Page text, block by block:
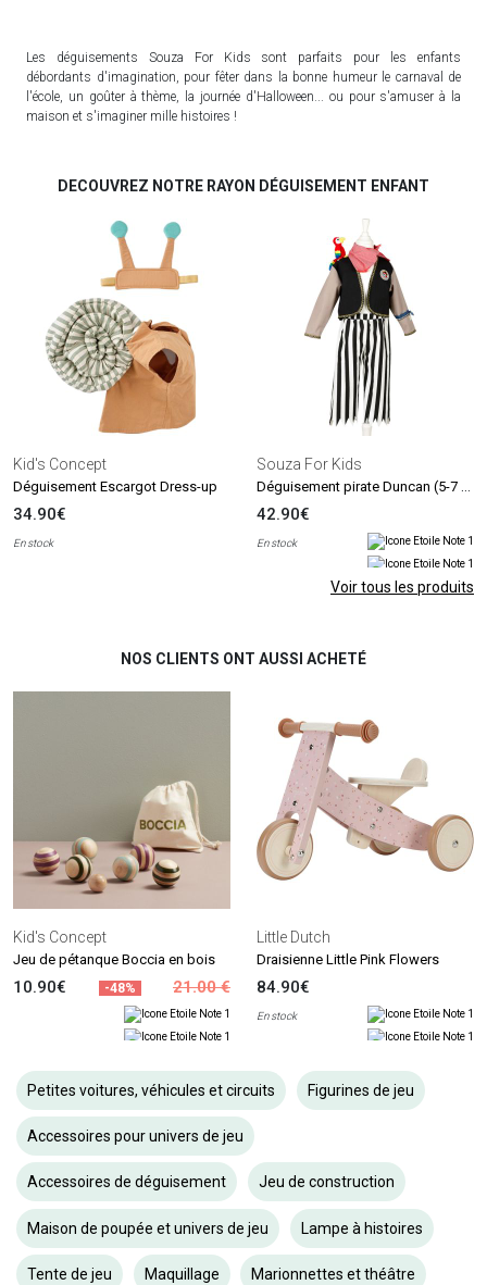
Les déguisements Souza For Kids sont parfaits pour les enfants
débordants d'imagination, pour fêter dans la bonne humeur le carnaval de
l'école, un goûter à thème, la journée d'Halloween... ou pour s'amuser à la
maison et s'imaginer mille histoires !
DECOUVREZ NOTRE RAYON DÉGUISEMENT ENFANT
Kid's Concept
Déguisement Escargot Dress-up
34.90€
En stock
Souza For Kids
Déguisement pirate Duncan (5-7 ans)
42.90€
En stock
Voir tous les produits
NOS CLIENTS ONT AUSSI ACHETÉ
Kid's Concept
Jeu de pétanque Boccia en bois
10.90€ -48% 21.00 €
Little Dutch
Draisienne Little Pink Flowers
84.90€
En stock
Petites voitures, véhicules et circuits Figurines de jeu
Accessoires pour univers de jeu
Accessoires de déguisement Jeu de construction
Maison de poupée et univers de jeu Lampe à histoires
Tente de jeu Maquillage Marionnettes et théâtre